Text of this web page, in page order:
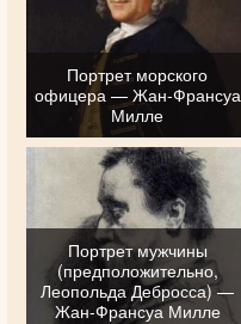
Портрет морского
офицера — Жан-Франсуа
Милле
Портрет мужчины
(предположительно,
Леопольда Дебросса) —
Жан-Франсуа Милле